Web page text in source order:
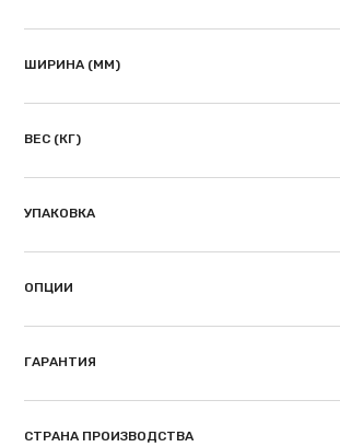
ШИРИНА (ММ)
ВЕС (КГ)
УПАКОВКА
ОПЦИИ
ГАРАНТИЯ
СТРАНА ПРОИЗВОДСТВА